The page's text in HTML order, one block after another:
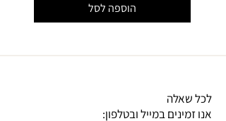
הוספה לסל
לכל שאלה
אנו זמינים במייל ובטלפון: